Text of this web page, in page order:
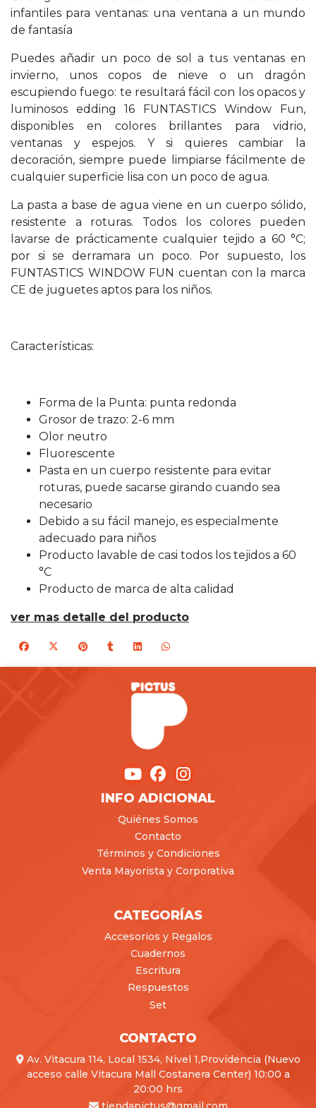
infantiles para ventanas: una ventana a un mundo
de fantasía
Puedes añadir un poco de sol a tus ventanas en
invierno, unos copos de nieve o un dragón
escupiendo fuego: te resultará fácil con los opacos y
luminosos edding 16 FUNTASTICS Window Fun,
disponibles en colores brillantes para vidrio,
ventanas y espejos. Y si quieres cambiar la
decoración, siempre puede limpiarse fácilmente de
cualquier superficie lisa con un poco de agua.
La pasta a base de agua viene en un cuerpo sólido,
resistente a roturas. Todos los colores pueden
lavarse de prácticamente cualquier tejido a 60 °C;
por si se derramara un poco. Por supuesto, los
FUNTASTICS WINDOW FUN cuentan con la marca
CE de juguetes aptos para los niños.
Características:
Forma de la Punta: punta redonda
Grosor de trazo: 2-6 mm
Olor neutro
Fluorescente
Pasta en un cuerpo resistente para evitar
roturas, puede sacarse girando cuando sea
necesario
Debido a su fácil manejo, es especialmente
adecuado para niños
Producto lavable de casi todos los tejidos a 60
°C
Producto de marca de alta calidad
ver mas detalle del producto
INFO ADICIONAL
Quiénes Somos
Contacto
Términos y Condiciones
Venta Mayorista y Corporativa
CATEGORÍAS
Accesorios y Regalos
Cuadernos
Escritura
Respuestos
Set
CONTACTO
Av. Vitacura 114, Local 1534, Nivel 1,Providencia (Nuevo
acceso calle Vitacura Mall Costanera Center) 10:00 a
20:00 hrs